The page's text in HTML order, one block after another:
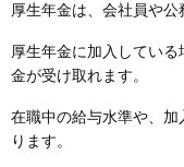
厚生年金は、会社員や公
厚生年金に加入してい
金が受け取れます。
在職中の給与水準や、加
ります。